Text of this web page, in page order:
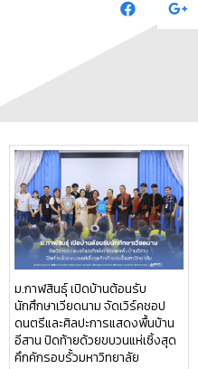
ม.กาฬสินธุ์ เปิดบ้านต้อนรับ
นักศึกษาเวียดนาม จัดเวิร์คชอป
ดนตรีและศิลปะการแสดงพื้นบ้าน
อีสาน ปิดท้ายด้วยขบวนแห่เซิ้งสุด
คึกคักรอบรั้วมหาวิทยาลัย